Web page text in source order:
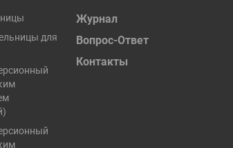
для
Журнал
Вопрос-Ответ
Контакты